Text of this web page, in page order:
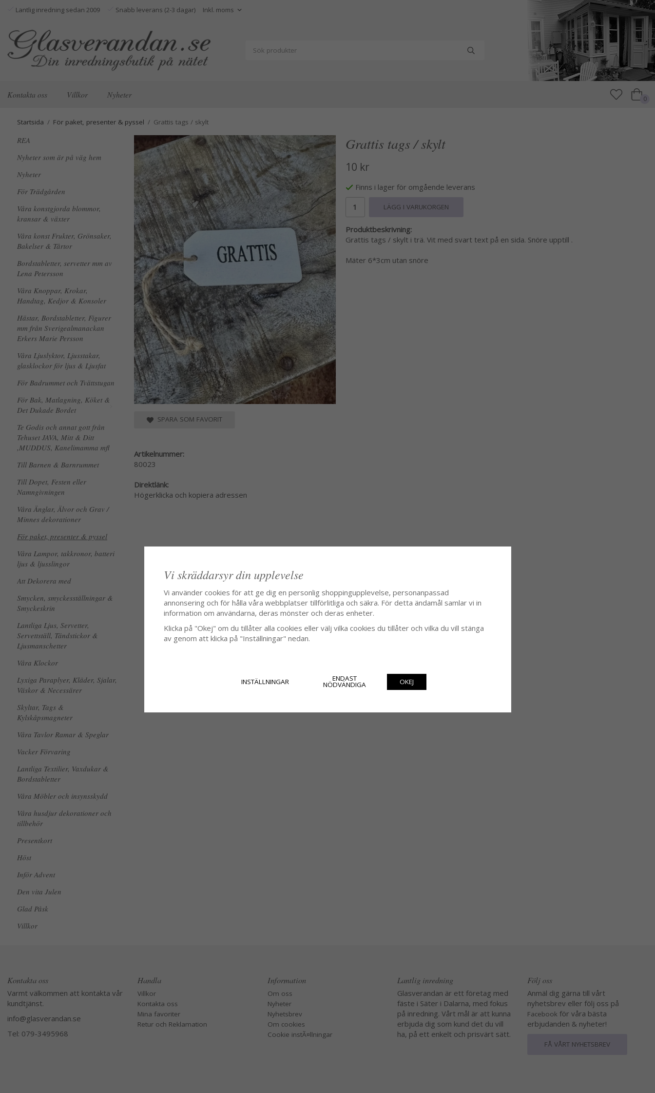
Lantlig inredning sedan 2009 Snabb leverans (2-3 dagar)
Kontakta oss Villkor Nyheter 0
Startsida / För paket, presenter & pyssel / Grattis tags / skylt
REA
Nyheter som är på väg hem
Nyheter
För Trädgården
Våra konstgjorda blommor,
kransar & växter
Våra konst Frukter, Grönsaker,
Bakelser & Tårtor
Bordstabletter, servetter mm av
Lena Petersson
Våra Knoppar, Krokar,
Handtag, Kedjor & Konsoler
Hästar, Bordstabletter, Figurer
mm från Sverigealmanackan
Erkers Marie Persson
Våra Ljuslyktor, Ljusstakar,
glasklockor för ljus & Ljusfat
För Badrummet och Tvättstugan
För Bak, Matlagning, Köket &
Det Dukade Bordet
Te Godis och annat gott från
Tehuset JAVA, Mitt & Ditt
,MUDDUS, Kanelimamma mfl
Till Barnen & Barnrummet
Till Dopet, Festen eller
Namngivningen
Våra Änglar, Älvor och Grav /
Minnes dekorationer
För paket, presenter & pyssel
Våra Lampor, takkronor, batteri
ljus & ljusslingor
Att Dekorera med
Smycken, smyckesställningar &
Smyckeskrin
Lantliga Ljus, Servetter,
Servettställ, Tändstickor &
Ljusmanschetter
Våra Klockor
Lyxiga Paraplyer, Kläder, Sjalar,
Väskor & Necessärer
Skyltar, Tags &
Kylskåpsmagneter
Våra Tavlor Ramar & Speglar
Vacker Förvaring
Lantliga Textilier, Vaxdukar &
Bordstabletter
Våra Möbler och insynsskydd
Våra husdjur dekorationer och
tillbehör
Presentkort
Höst
Inför Advent
Den vita Julen
Glad Påsk
Villkor
Grattis tags / skylt
10 kr
Finns i lager för omgående leverans
LÄGG I VARUKORGEN
Produktbeskrivning:
Grattis tags / skylt i trä. Vit med svart text på en sida. Snöre upptill .
Mäter 6*3cm utan snöre
SPARA SOM FAVORIT
Artikelnummer:
80023
Direktlänk:
Högerklicka och kopiera adressen
Kontakta oss
Varmt välkommen att kontakta vår
kundtjänst.
info@glasverandan.se
Tel: 079-3495968
Handla
Villkor
Kontakta oss
Mina favoriter
Retur och Reklamation
Information
Om oss
Nyheter
Nyhetsbrev
Om cookies
Cookie instÃ¤llningar
Lantlig inredning
Glasverandan är ett företag med
fäste i Säter i Dalarna, med fokus
på inredning. Vårt mål är att kunna
erbjuda dig som kund det du vill
ha, på ett enkelt och prisvärt sätt.
Följ oss
Anmäl dig gärna till vårt
nyhetsbrev eller följ oss på
Facebook för våra bästa
erbjudanden & nyheter!
FÅ VÅRT NYHETSBREV
Vi skräddarsyr din upplevelse
Vi använder cookies för att ge dig en personlig shoppingupplevelse, personanpassad
annonsering och för hålla våra webbplatser tillförlitliga och säkra. För detta ändamål samlar vi in
information om användarna, deras mönster och deras enheter.
Klicka på "Okej" om du tillåter alla cookies eller välj vilka cookies du tillåter och vilka du vill stänga
av genom att klicka på "Inställningar" nedan.
INSTÄLLNINGAR ENDAST
NÖDVÄNDIGA OKEJ